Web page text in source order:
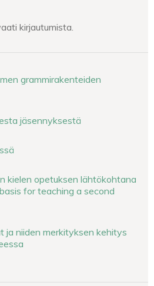
kirjautumista.
grammirakenteiden
jäsennyksestä
kielen opetuksen lähtökohtana
for teaching a second
ja niiden merkityksen kehitys